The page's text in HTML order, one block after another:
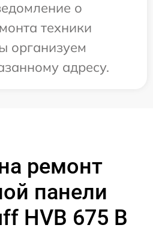
о
техники
организуем
адресу.
ремонт
панели
HVB 675 B